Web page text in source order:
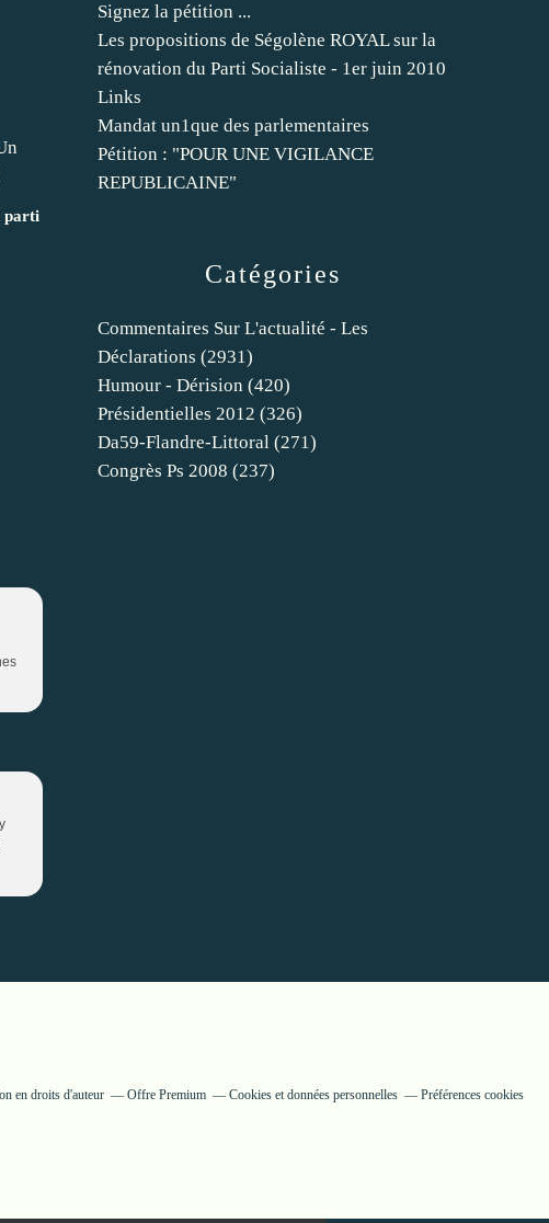
parti
Catégories
Commentaires Sur L'actualité - Les
Déclarations (2931)
Humour - Dérision (420)
Présidentielles 2012 (326)
Da59-Flandre-Littoral (271)
Congrès Ps 2008 (237)
Signez la pétition ...
Les propositions de Ségolène ROYAL sur la
rénovation du Parti Socialiste - 1er juin 2010
Links
Mandat un1que des parlementaires
Pétition : "POUR UNE VIGILANCE
REPUBLICAINE"
en droits d'auteur Offre Premium Cookies et données personnelles Préférences cookies